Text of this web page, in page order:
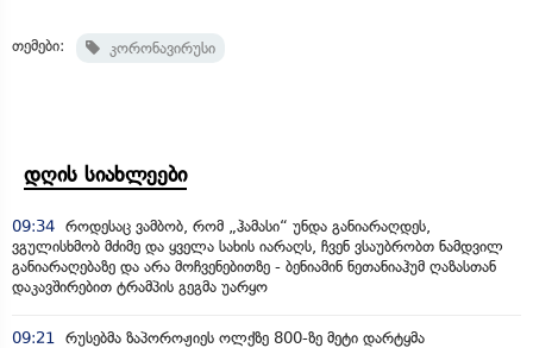
თემები: კორონავირუსი
დღის სიახლეები
09:34 როდესაც ვამბობ, რომ „ჰამასი“ უნდა განიარაღდეს,
ვგულისხმობ მძიმე და ყველა სახის იარაღს, ჩვენ ვსაუბრობთ ნამდვილ
განიარაღებაზე და არა მოჩვენებითზე - ბენიამინ ნეთანიაჰუმ ღაზასთან
დაკავშირებით ტრამპის გეგმა უარყო
09:21 რუსებმა ზაპოროჟიეს ოლქზე 800-ზე მეტი დარტყმა